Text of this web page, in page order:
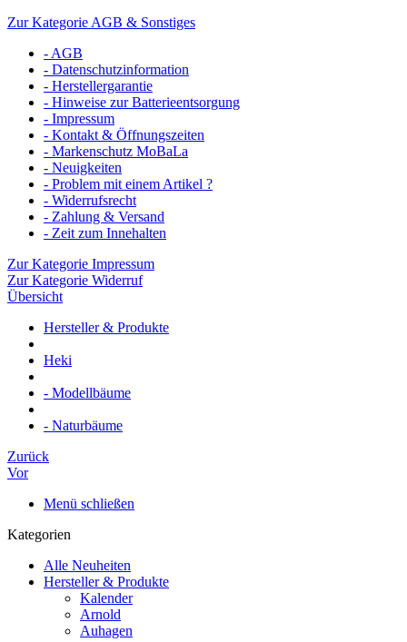
Zur Kategorie AGB & Sonstiges
- AGB
- Datenschutzinformation
- Herstellergarantie
- Hinweise zur Batterieentsorgung
- Impressum
- Kontakt & Öffnungszeiten
- Markenschutz MoBaLa
- Neuigkeiten
- Problem mit einem Artikel ?
- Widerrufsrecht
- Zahlung & Versand
- Zeit zum Innehalten
Zur Kategorie Impressum
Zur Kategorie Widerruf
Übersicht
Hersteller & Produkte
Heki
- Modellbäume
- Naturbäume
Zurück
Vor
Menü schließen
Kategorien
Alle Neuheiten
Hersteller & Produkte
Kalender
Arnold
Auhagen